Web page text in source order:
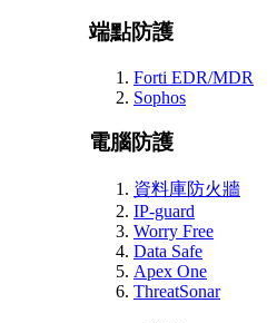
端點防護
Forti EDR/MDR
Sophos
電腦防護
資料庫防火牆
IP-guard
Worry Free
Data Safe
Apex One
ThreatSonar